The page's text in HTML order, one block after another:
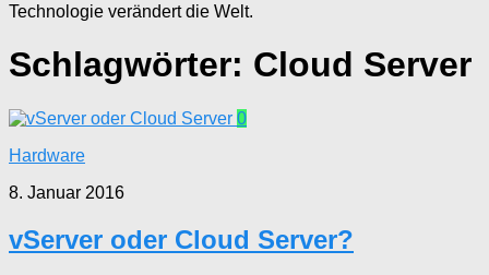
Technologie verändert die Welt.
Schlagwörter: Cloud Server
0
Hardware
8. Januar 2016
vServer oder Cloud Server?